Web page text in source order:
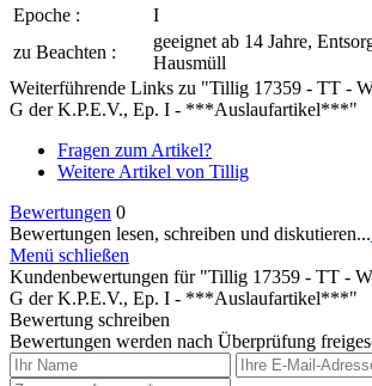
Epoche :
I
zu Beachten :
geeignet ab 14 Jahre,
Hausmüll
Weiterführende Links zu "Tillig 17359 - TT -
G der K.P.E.V., Ep. I - ***Auslaufartikel***"
Fragen zum Artikel?
Weitere Artikel von Tillig
Bewertungen 0
Bewertungen lesen, schreiben und diskutieren...
Menü schließen
Kundenbewertungen für "Tillig 17359 - TT -
G der K.P.E.V., Ep. I - ***Auslaufartikel***"
Bewertung schreiben
Bewertungen werden nach Überprüfung